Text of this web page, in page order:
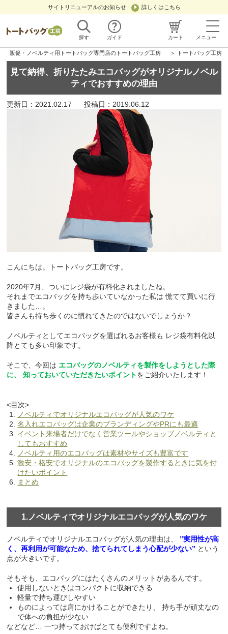
サイトリニューアルのお知らせ 詳しくはこちら
探す ガイド カート メニュー
販促・ノベルティ用トートバッグ専門店のトートバッグ工房 ＞ トートバッグ工房“
見て納得、折りたたみエコバッグがオリジナルノベル
ティでおすすめの理由
更新日：2021.02.17 投稿日：2019.06.12
こんにちは。トートバッグ工房です。
2020年7月、ついにレジ袋が有料化されましたね。
それまでエコバッグを持ち歩いていなかった私は 慌てて買いに行
きました…。
皆さんも持ち歩くのに慣れてきたのではないでしょうか？
ノベルティとしてエコバッグを選ばれるお客様も レジ袋有料化以
降とても多い印象です。
そこで、今回は エコバッグのノベルティを製作をしようとした際
に、
知っておいていただきたいポイントをご紹介いたします！
<目次>
ノベルティでオリジナルエコバッグが人気のワケ
名入れエコバッグは企業のブランディングやPRにも最適
イベント来場者だけでなく営業ツールやショップノベルティと
してもおすすめ
ノベルティ用のエコバッグは素材やサイズも豊富です
激安・格安でオリジナルのエコバッグを製作するときに気を付
けたいポイント
まとめ
1.ノベルティでオリジナルエコバッグが人気のワケ
ノベルティでオリジナルエコバッグが人気の理由は、
”実用性が高
く、再利用が可能なため、捨てられてしまう心配が少ない” という
点が大きいです。
そもそも、エコバッグにはたくさんのメリットがあるんです。
使用しないときはコンパクトに収納できる
軽量で持ち運びしやすい
ものによっては肩にかけることができたり、
持ち手が頑丈なの
で体への負担が少ない
などなど… 一つ持っておけばとても便利ですよね。